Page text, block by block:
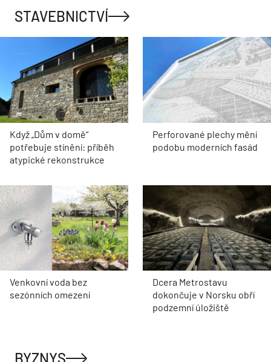
STAVEBNICTVÍ
Když „Dům v domě“
potřebuje stínění: příběh
atypické rekonstrukce
Perforované plechy mění
podobu moderních fasád
Venkovní voda bez
sezónních omezení
Dcera Metrostavu
dokončuje v Norsku obří
podzemní úložiště
BYZNYS